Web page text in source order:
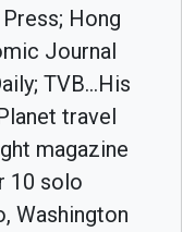
Hong
Journal
TVB...His
travel
magazine
10 solo
Washington